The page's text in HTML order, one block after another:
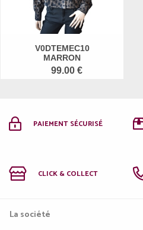
V0DTEMEC10
MARRON
99.00 €
PAIEMENT SÉCURISÉ
CLICK & COLLECT
La société